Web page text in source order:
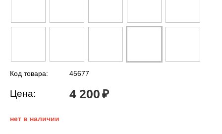
Код товара: 45677
Цена: 4 200₽
нет в наличии